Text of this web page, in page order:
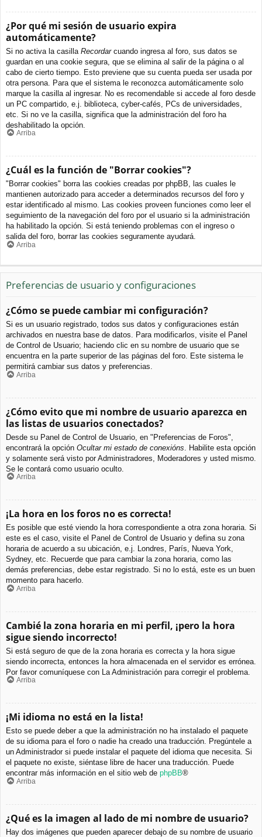
¿Por qué mi sesión de usuario expira
automáticamente?
Si no activa la casilla Recordarcuando ingresa al foro, sus datos se
guardan en una cookie segura, que se elimina al salir de la página o al
cabo de cierto tiempo. Esto previene que su cuenta pueda ser usada por
otra persona. Para que el sistema le reconozca automáticamente solo
marque la casilla al ingresar. No es recomendable si accede al foro desde
un PC compartido, e.j. biblioteca, cyber-cafés, PCs de universidades,
etc. Si no ve la casilla, significa que la administración del foro ha
deshabilitado la opción.
Arriba
¿Cuál es la función de "Borrar cookies"?
"Borrar cookies" borra las cookies creadas por phpBB, las cuales le
mantienen autorizado para acceder a determinados recursos del foro y
estar identificado al mismo. Las cookies proveen funciones como leer el
seguimiento de la navegación del foro por el usuario si la administración
ha habilitado la opción. Si está teniendo problemas con el ingreso o
salida del foro, borrar las cookies seguramente ayudará.
Arriba
Preferencias de usuario y configuraciones
¿Cómo se puede cambiar mi configuración?
Si es un usuario registrado, todos sus datos y configuraciones están
archivados en nuestra base de datos. Para modificarlos, visite el Panel
de Control de Usuario; haciendo clic en su nombre de usuario que se
encuentra en la parte superior de las páginas del foro. Este sistema le
permitirá cambiar sus datos y preferencias.
Arriba
¿Cómo evito que mi nombre de usuario aparezca en
las listas de usuarios conectados?
Desde su Panel de Control de Usuario, en "Preferencias de Foros",
encontrará la opción Ocultar mi estado de conexións . Habilite esta opción
y solamente será visto por Administradores, Moderadores y usted mismo.
Se le contará como usuario oculto.
Arriba
¡La hora en los foros no es correcta!
Es posible que esté viendo la hora correspondiente a otra zona horaria. Si
este es el caso, visite el Panel de Control de Usuario y defina su zona
horaria de acuerdo a su ubicación, e.j. Londres, París, Nueva York,
Sydney, etc. Recuerde que para cambiar la zona horaria, como las
demás preferencias, debe estar registrado. Si no lo está, este es un buen
momento para hacerlo.
Arriba
Cambié la zona horaria en mi perfil, ¡pero la hora
sigue siendo incorrecto!
Si está seguro de que de la zona horaria es correcta y la hora sigue
siendo incorrecta, entonces la hora almacenada en el servidor es errónea.
Por favor comuníquese con La Administración para corregir el problema.
Arriba
¡Mi idioma no está en la lista!
Esto se puede deber a que la administración no ha instalado el paquete
de su idioma para el foro o nadie ha creado una traducción. Pregúntele a
un Administrador si puede instalar el paquete del idioma que necesita. Si
el paquete no existe, siéntase libre de hacer una traducción. Puede
encontrar más información en el sitio web de phpBB®
Arriba
¿Qué es la imagen al lado de mi nombre de usuario?
Hay dos imágenes que pueden aparecer debajo de su nombre de usuario